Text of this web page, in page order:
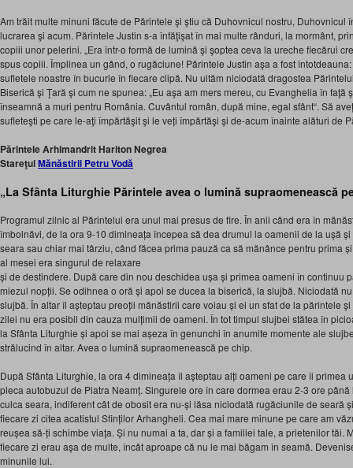
Am trăit multe minuni făcute de Părintele şi ştiu că Duhovnicul nostru, Duhovnicul
lucrarea şi acum. Părintele Justin s-a înfăţişat în mai multe rânduri, la mormânt,
copiii unor pelerini. „Era într-o formă de lumină şi şoptea ceva la ureche fiecărui
spus copiii. Împlinea un gând, o rugăciune! Părintele Justin aşa a fost
sufletele noastre în bucurie în fiecare clipă. Nu uităm niciodată dragostea
Biserică şi Ţară şi cum ne spunea: „Eu aşa am mers mereu, cu Evanghelia în faţă
înseamnă a muri pentru România. Cuvântul român, după mine, egal sfânt“. Să
sufleteşti pe care le-aţi împărtăşit şi le veți împărtăşi şi de-acum înainte alături de
Părintele Arhimandrit Hariton Negrea
StareţulMănăstirii Petru Vodă
„La Sfânta Liturghie Părintele avea o lumină supraomenească
Programul zilnic al Părintelui era unul mai presus de fire. În anii când era în
îmbolnăvi, de la ora 9-10 dimineața începea să dea drumul la oamenii de la ușă
seara sau chiar mai târziu, când făcea prima pauză ca să mănânce pentru prima
al mesei era singurul de relaxare
și de destindere. După care din nou deschidea ușa și primea oameni în continuu
miezul nopții. Se odihnea o oră și apoi se ducea la biserică, la slujbă. Niciodată
slujbă. În altar îl așteptau preoții mănăstirii care voiau și ei un sfat de la părintele
zilei nu era posibil din cauza mulțimii de oameni. În tot timpul slujbei stătea în
la Sfânta Liturghie și apoi se mai așeza în genunchi în anumite momente ale
strălucind în altar. Avea o lumină supraomenească pe chip.
După Sfânta Liturghie, la ora 4 dimineața îl așteptau alți oameni pe care îi primea
pleca autobuzul de Piatra Neamț. Singurele ore în care dormea erau 2-3 ore
culca seara, indiferent cât de obosit era nu-și lăsa niciodată rugăciunile de seară
fiecare zi citea acatistul Sfinților Arhangheli. Cea mai mare minune pe care am
reușea să-ți schimbe viața. Și nu numai a ta, dar și a familiei tale, a prietenilor tăi.
fiecare zi erau așa de multe, încât aproape că nu le mai băgam în seamă.
minunile lui.